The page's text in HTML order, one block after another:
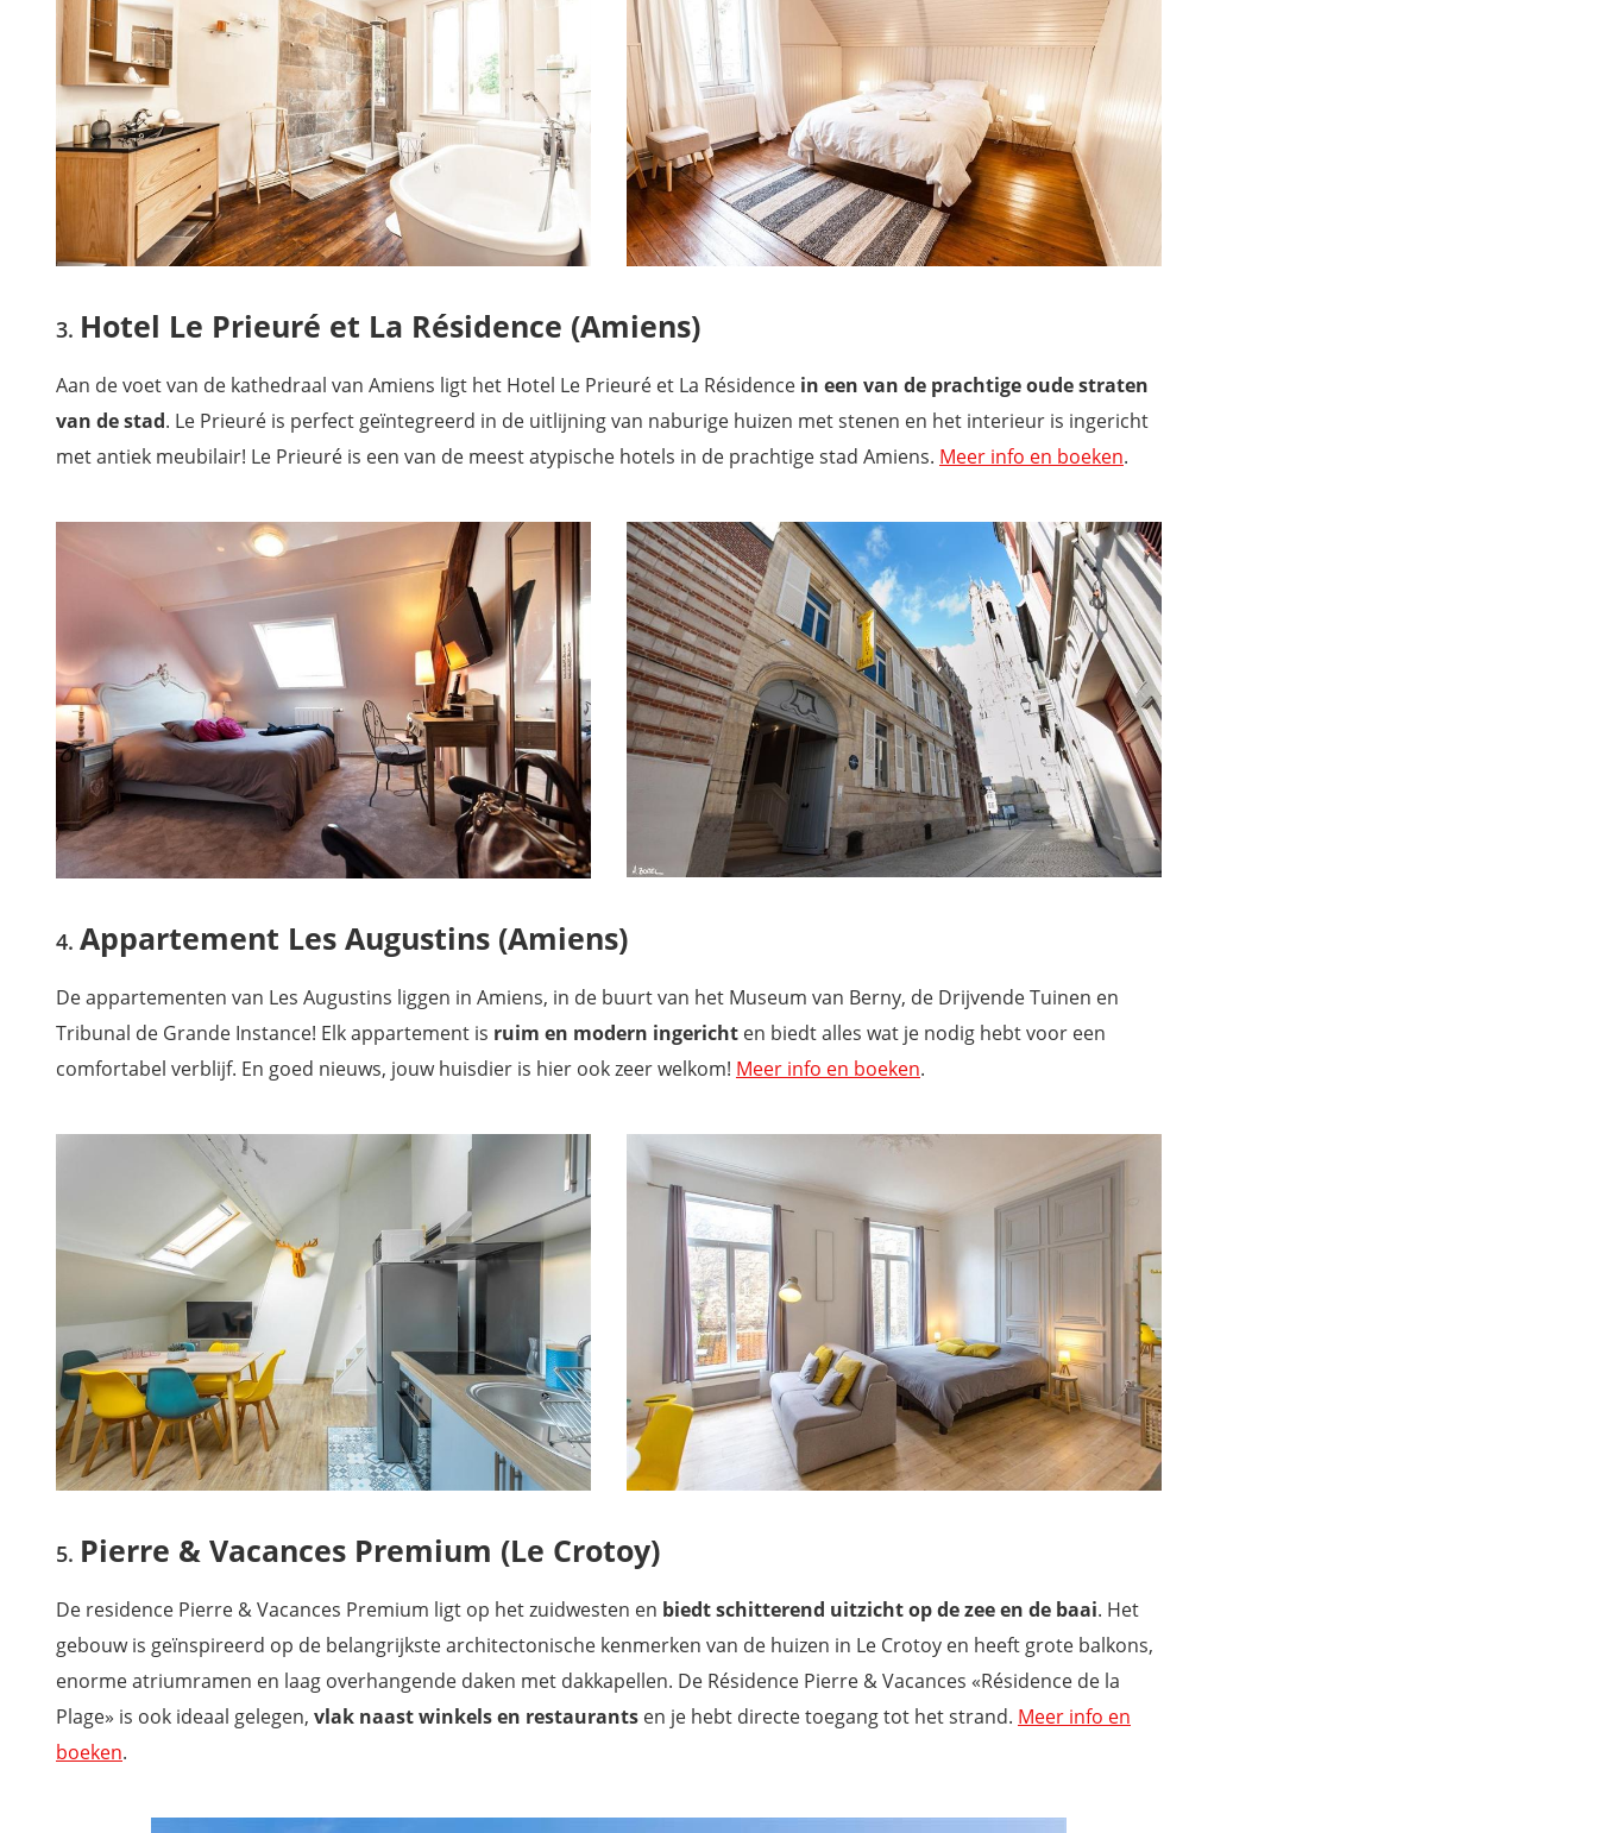
Hotel Le Prieuré et La Résidence (Amiens)
Aan de voet van de kathedraal van Amiens ligt het Hotel Le Prieuré et La Résidence in een van de prachtige oude straten
van de stad. Le Prieuré is perfect geïntegreerd in de uitlijning van naburige huizen met stenen en het interieur is ingericht
met antiek meubilair! Le Prieuré is een van de meest atypische hotels in de prachtige stad Amiens. Meer info en boeken.
Appartement Les Augustins (Amiens)
De appartementen van Les Augustins liggen in Amiens, in de buurt van het Museum van Berny, de Drijvende Tuinen en
Tribunal de Grande Instance! Elk appartement is ruim en modern ingericht en biedt alles wat je nodig hebt voor een
comfortabel verblijf. En goed nieuws, jouw huisdier is hier ook zeer welkom! Meer info en boeken.
Pierre & Vacances Premium (Le Crotoy)
De residence Pierre & Vacances Premium ligt op het zuidwesten en biedt schitterend uitzicht op de zee en de baai. Het
gebouw is geïnspireerd op de belangrijkste architectonische kenmerken van de huizen in Le Crotoy en heeft grote balkons,
enorme atriumramen en laag overhangende daken met dakkapellen. De Résidence Pierre & Vacances «Résidence de la
Plage» is ook ideaal gelegen, vlak naast winkels en restaurants en je hebt directe toegang tot het strand. Meer info en
boeken.